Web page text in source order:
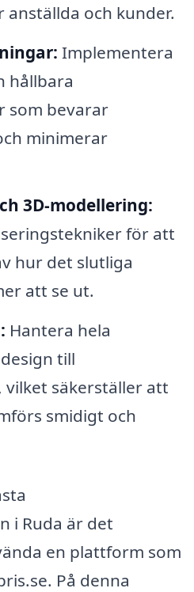
och kunder.
Implementera
hållbara
som bevarar
minimerar
3D-modellering:
för att
hur det slutliga
att se ut.
Hantera hela
till
säkerställer att
smidigt och
i Ruda är det
en plattform som
På denna